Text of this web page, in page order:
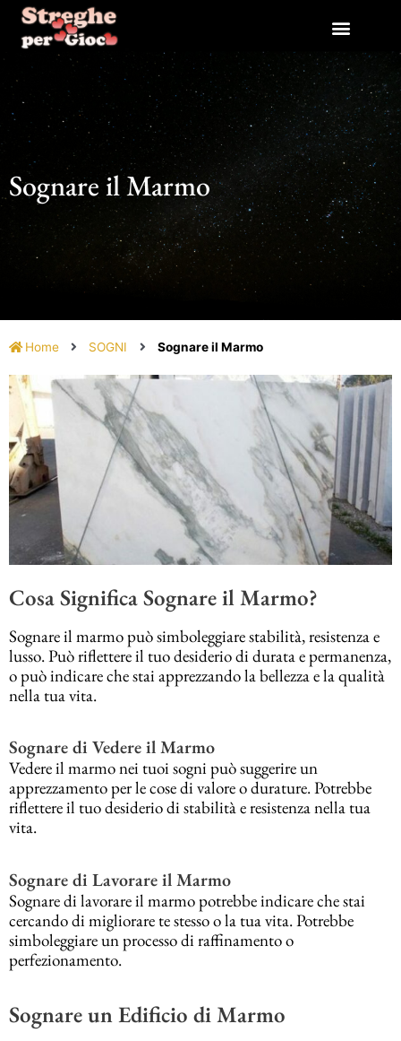
contenuto
Sognare il Marmo
Home SOGNI Sognare il Marmo
Cosa Significa Sognare il Marmo?
Sognare il marmo può simboleggiare stabilità, resistenza e
lusso. Può riflettere il tuo desiderio di durata e permanenza,
o può indicare che stai apprezzando la bellezza e la qualità
nella tua vita.
Sognare di Vedere il Marmo
Vedere il marmo nei tuoi sogni può suggerire un
apprezzamento per le cose di valore o durature. Potrebbe
riflettere il tuo desiderio di stabilità e resistenza nella tua
vita.
Sognare di Lavorare il Marmo
Sognare di lavorare il marmo potrebbe indicare che stai
cercando di migliorare te stesso o la tua vita. Potrebbe
simboleggiare un processo di raffinamento o
perfezionamento.
Sognare un Edificio di Marmo